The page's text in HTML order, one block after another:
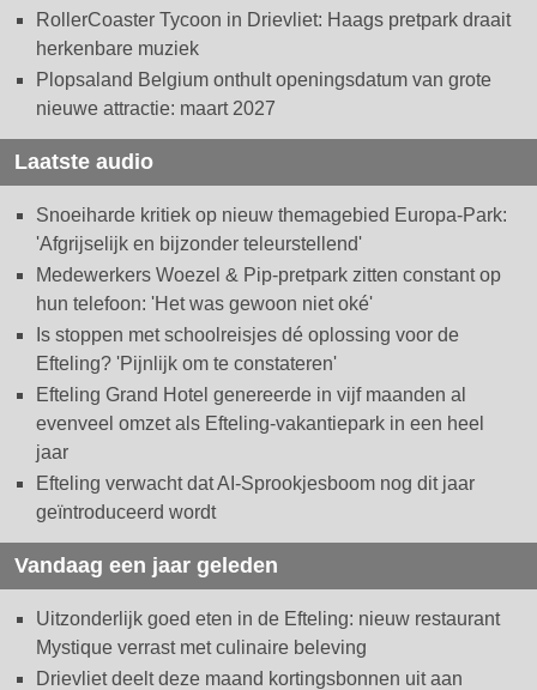
RollerCoaster Tycoon in Drievliet: Haags pretpark draait
herkenbare muziek
Plopsaland Belgium onthult openingsdatum van grote
nieuwe attractie: maart 2027
Laatste audio
Snoeiharde kritiek op nieuw themagebied Europa-Park:
'Afgrijselijk en bijzonder teleurstellend'
Medewerkers Woezel & Pip-pretpark zitten constant op
hun telefoon: 'Het was gewoon niet oké'
Is stoppen met schoolreisjes dé oplossing voor de
Efteling? 'Pijnlijk om te constateren'
Efteling Grand Hotel genereerde in vijf maanden al
evenveel omzet als Efteling-vakantiepark in een heel
jaar
Efteling verwacht dat AI-Sprookjesboom nog dit jaar
geïntroduceerd wordt
Vandaag een jaar geleden
Uitzonderlijk goed eten in de Efteling: nieuw restaurant
Mystique verrast met culinaire beleving
Drievliet deelt deze maand kortingsbonnen uit aan